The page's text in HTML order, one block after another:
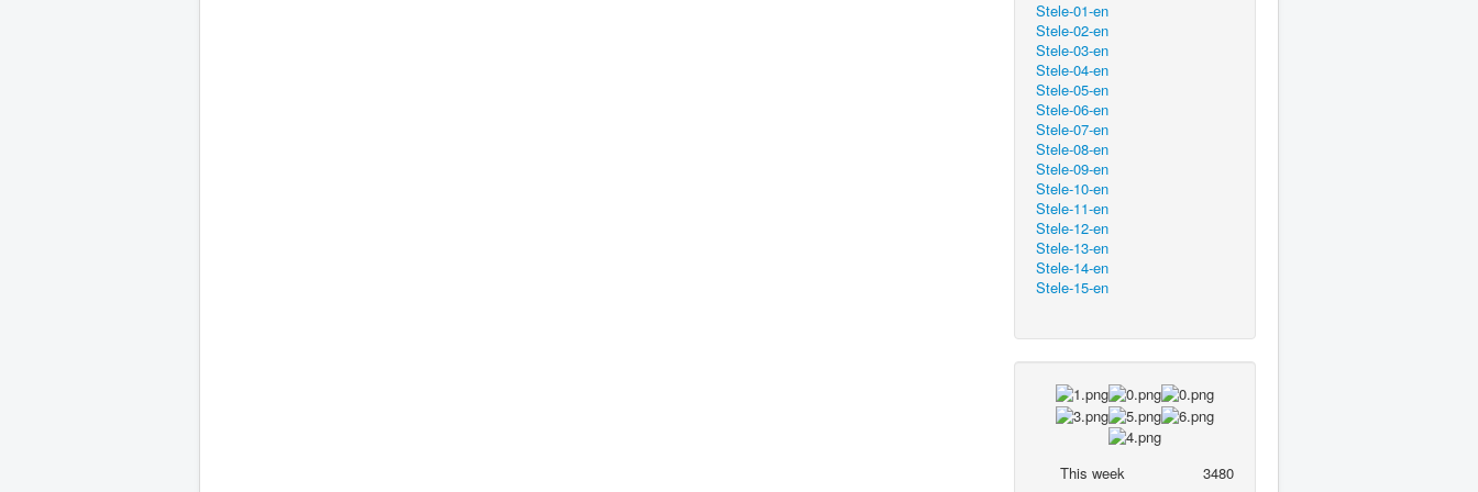
Stele-01-en
Stele-02-en
Stele-03-en
Stele-04-en
Stele-05-en
Stele-06-en
Stele-07-en
Stele-08-en
Stele-09-en
Stele-10-en
Stele-11-en
Stele-12-en
Stele-13-en
Stele-14-en
Stele-15-en
This week
3480